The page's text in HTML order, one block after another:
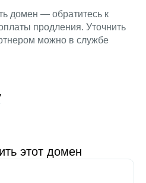
домен — обратитесь к
продления. Уточнить
можно в службе
этот домен